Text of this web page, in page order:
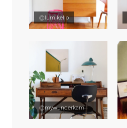
@lumikello
@mywunderkammer